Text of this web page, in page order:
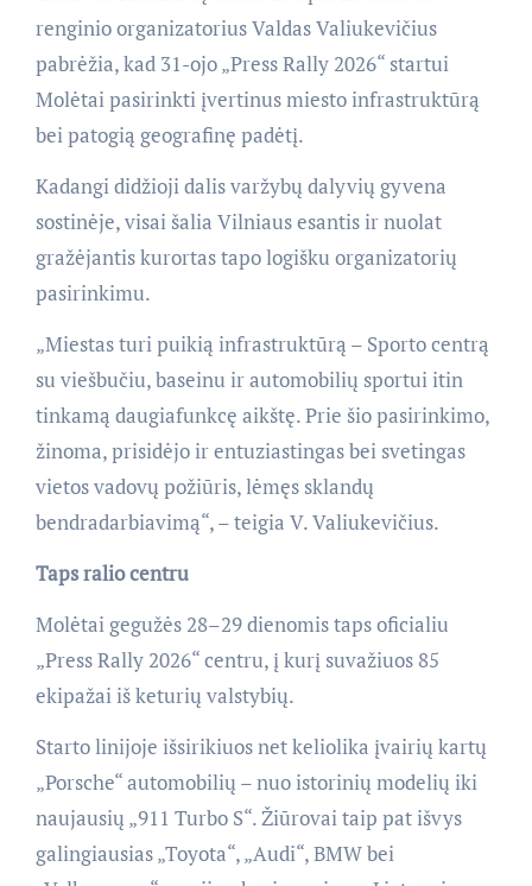
renginio organizatorius Valdas Valiukevičius
pabrėžia, kad 31-ojo „Press Rally 2026“ startui
Molėtai pasirinkti įvertinus miesto infrastruktūrą
bei patogią geografinę padėtį.
Kadangi didžioji dalis varžybų dalyvių gyvena
sostinėje, visai šalia Vilniaus esantis ir nuolat
gražėjantis kurortas tapo logišku organizatorių
pasirinkimu.
„Miestas turi puikią infrastruktūrą – Sporto centrą
su viešbučiu, baseinu ir automobilių sportui itin
tinkamą daugiafunkcę aikštę. Prie šio pasirinkimo,
žinoma, prisidėjo ir entuziastingas bei svetingas
vietos vadovų požiūris, lėmęs sklandų
bendradarbiavimą“, – teigia V. Valiukevičius.
Taps ralio centru
Molėtai gegužės 28–29 dienomis taps oficialiu
„Press Rally 2026“ centru, į kurį suvažiuos 85
ekipažai iš keturių valstybių.
Starto linijoje išsirikiuos net keliolika įvairių kartų
„Porsche“ automobilių – nuo istorinių modelių iki
naujausių „911 Turbo S“. Žiūrovai taip pat išvys
galingiausias „Toyota“, „Audi“, BMW bei